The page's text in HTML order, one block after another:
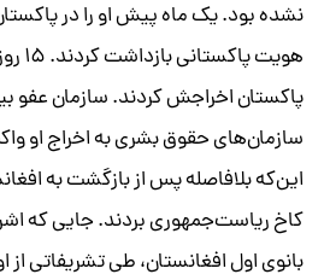
نشده بود. یک ماه پیش او را در
پاکستان اخراجش کردند. سازمان عفو
سازمان‌های حقوق بشری به اخراج او
این‌که بلافاصله پس از بازگشت به
کاخ ریاست‌جمهوری بردند. جایی که
بانوی اول افغانستان، طی تشریفاتی از